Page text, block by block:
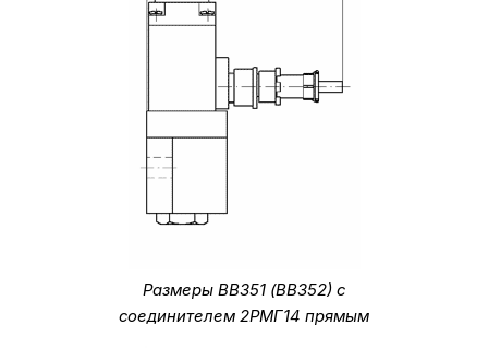
Размеры ВВ351 (ВВ352) с
соединителем 2РМГ14 прямым